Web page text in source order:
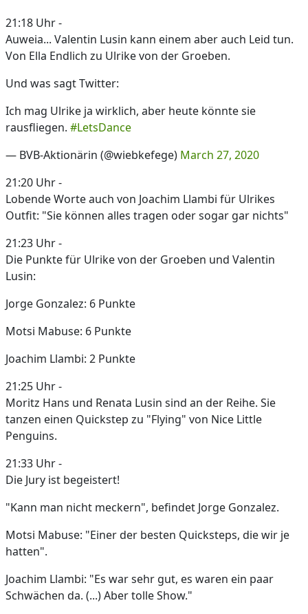
21:18 Uhr -
Auweia... Valentin Lusin kann einem aber auch Leid tun.
Von Ella Endlich zu Ulrike von der Groeben.
Und was sagt Twitter:
Ich mag Ulrike ja wirklich, aber heute könnte sie
rausfliegen. #LetsDance
— BVB-Aktionärin (@wiebkefege) March 27, 2020
21:20 Uhr -
Lobende Worte auch von Joachim Llambi für Ulrikes
Outfit: "Sie können alles tragen oder sogar gar nichts"
21:23 Uhr -
Die Punkte für Ulrike von der Groeben und Valentin
Lusin:
Jorge Gonzalez: 6 Punkte
Motsi Mabuse: 6 Punkte
Joachim Llambi: 2 Punkte
21:25 Uhr -
Moritz Hans und Renata Lusin sind an der Reihe. Sie
tanzen einen Quickstep zu "Flying" von Nice Little
Penguins.
21:33 Uhr -
Die Jury ist begeistert!
"Kann man nicht meckern", befindet Jorge Gonzalez.
Motsi Mabuse: "Einer der besten Quicksteps, die wir je
hatten".
Joachim Llambi: "Es war sehr gut, es waren ein paar
Schwächen da. (...) Aber tolle Show."